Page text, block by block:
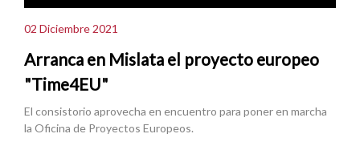
02 Diciembre 2021
Arranca en Mislata el proyecto europeo
"Time4EU"
El consistorio aprovecha en encuentro para poner en marcha
la Oficina de Proyectos Europeos.